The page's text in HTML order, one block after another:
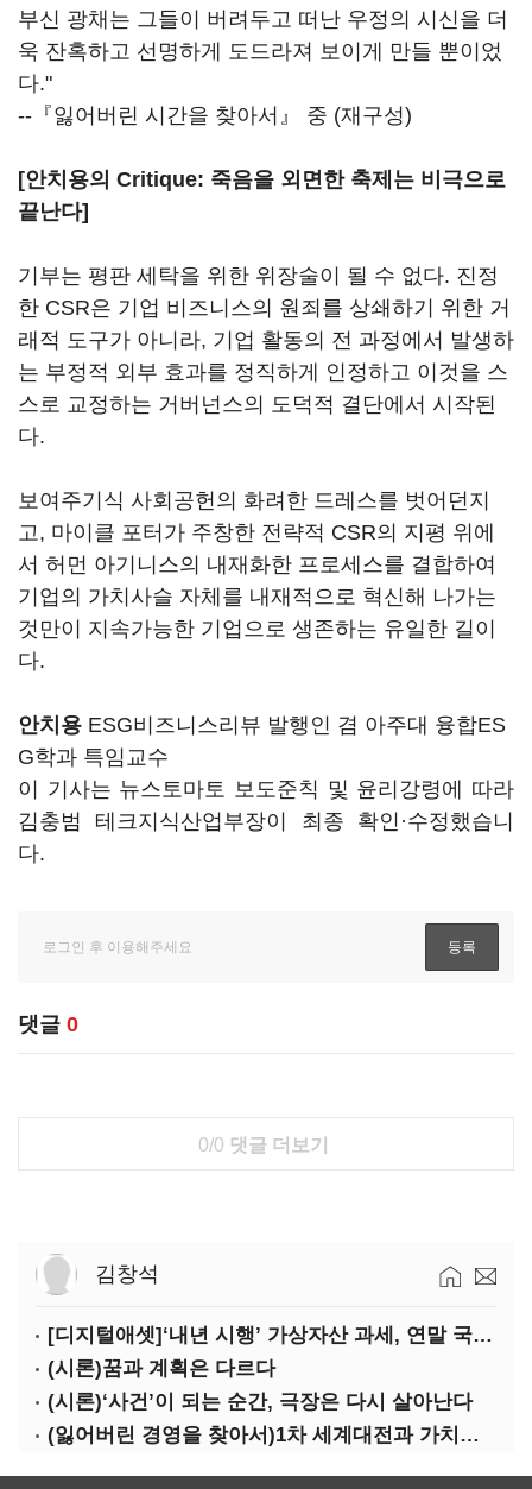
부신 광채는 그들이 버려두고 떠난 우정의 시신을 더
욱 잔혹하고 선명하게 도드라져 보이게 만들 뿐이었
다."
--『잃어버린 시간을 찾아서』 중 (재구성)
[안치용의 Critique: 죽음을 외면한 축제는 비극으로
끝난다]
기부는 평판 세탁을 위한 위장술이 될 수 없다. 진정
한 CSR은 기업 비즈니스의 원죄를 상쇄하기 위한 거
래적 도구가 아니라, 기업 활동의 전 과정에서 발생하
는 부정적 외부 효과를 정직하게 인정하고 이것을 스
스로 교정하는 거버넌스의 도덕적 결단에서 시작된
다.
보여주기식 사회공헌의 화려한 드레스를 벗어던지
고, 마이클 포터가 주창한 전략적 CSR의 지평 위에
서 허먼 아기니스의 내재화한 프로세스를 결합하여
기업의 가치사슬 자체를 내재적으로 혁신해 나가는
것만이 지속가능한 기업으로 생존하는 유일한 길이
다.
안치용 ESG비즈니스리뷰 발행인 겸 아주대 융합ES
G학과 특임교수
이 기사는 뉴스토마토 보도준칙 및 윤리강령에 따라
김충범 테크지식산업부장이 최종 확인·수정했습니
다.
댓글 0
0/0 댓글 더보기
김창석
[디지털애셋]‘내년 시행’ 가상자산 과세, 연말 국회 문턱 넘을까
(시론)꿈과 계획은 다르다
(시론)‘사건’이 되는 순간, 극장은 다시 살아난다
(잃어버린 경영을 찾아서)1차 세계대전과 가치의 전도: 불황기 리스크 매니지먼트[윤리]